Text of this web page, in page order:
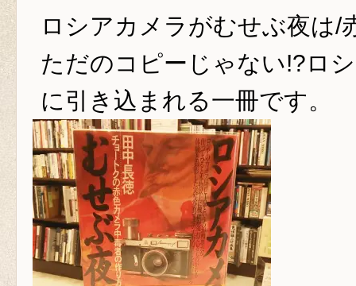
ロシアカメラがむせぶ夜は/
ただのコピーじゃない!?ロ
に引き込まれる一冊です。